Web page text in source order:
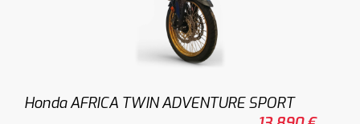
Honda AFRICA TWIN ADVENTURE SPORT